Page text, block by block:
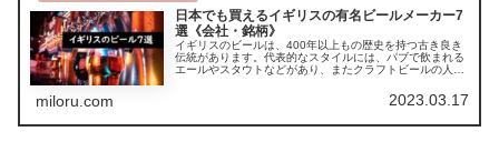
日本でも買えるイギリスの有名ビールメーカー7
選《会社・銘柄》
イギリスのビールは、400年以上もの歴史を持つ古き良き
伝統があります。代表的なスタイルには、パブで飲まれる
エールやスタウトなどがあり、またクラフトビールの人気
miloru.com 2023.03.17